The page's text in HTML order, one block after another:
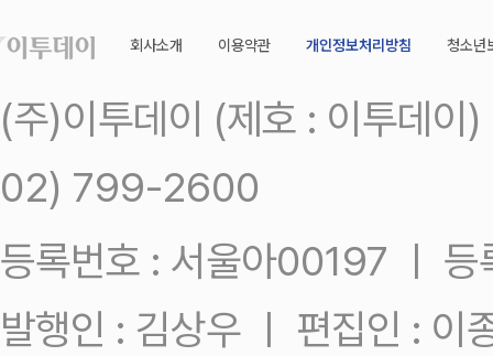
회사소개 이용약관 개인정보처리방침 청소년
(주)이투데이 (제호 : 이투데
02) 799-2600
등록번호 : 서울아00197 ㅣ
발행인 : 김상우 ㅣ 편집인 : 이